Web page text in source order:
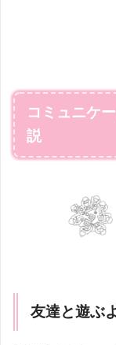
コミュニケ
説
友達と遊ぶ